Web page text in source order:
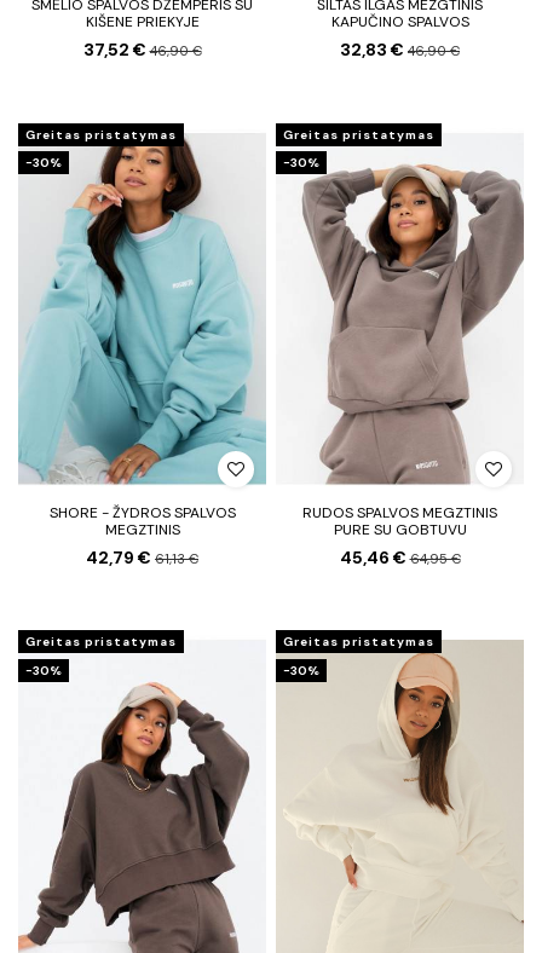
SMĖLIO SPALVOS DŽEMPERIS SU
KIŠENE PRIEKYJE
37,52 €46,90 €
ŠILTAS ILGAS MEZGTINIS
KAPUČINO SPALVOS
32,83 € 46,90 €
Greitas pristatymas
−30%
SHORE - ŽYDROS SPALVOS
MEGZTINIS
42,79 € 61,13 €
Greitas pristatymas
−30%
RUDOS SPALVOS MEGZTINIS
PURE SU GOBTUVU
45,46 €64,95 €
Greitas pristatymas
−30%
Greitas pristatymas
−30%